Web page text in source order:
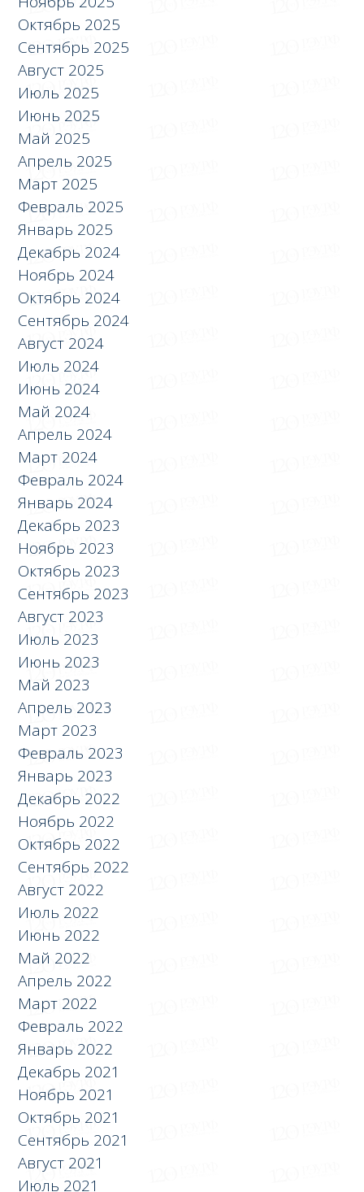
Октябрь 2025
Сентябрь 2025
Август 2025
Июль 2025
Июнь 2025
Май 2025
Апрель 2025
Март 2025
Февраль 2025
Январь 2025
Декабрь 2024
Ноябрь 2024
Октябрь 2024
Сентябрь 2024
Август 2024
Июль 2024
Июнь 2024
Май 2024
Апрель 2024
Март 2024
Февраль 2024
Январь 2024
Декабрь 2023
Ноябрь 2023
Октябрь 2023
Сентябрь 2023
Август 2023
Июль 2023
Июнь 2023
Май 2023
Апрель 2023
Март 2023
Февраль 2023
Январь 2023
Декабрь 2022
Ноябрь 2022
Октябрь 2022
Сентябрь 2022
Август 2022
Июль 2022
Июнь 2022
Май 2022
Апрель 2022
Март 2022
Февраль 2022
Январь 2022
Декабрь 2021
Ноябрь 2021
Октябрь 2021
Сентябрь 2021
Август 2021
Июль 2021